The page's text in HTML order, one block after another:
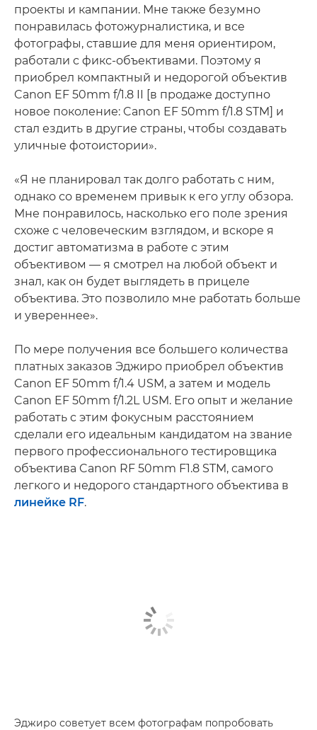
проекты и кампании. Мне также безумно
понравилась фотожурналистика, и все
фотографы, ставшие для меня ориентиром,
работали с фикс-объективами. Поэтому я
приобрел компактный и недорогой объектив
Canon EF 50mm f/1.8 II [в продаже доступно
новое поколение: Canon EF 50mm f/1.8 STM] и
стал ездить в другие страны, чтобы создавать
уличные фотоистории».
«Я не планировал так долго работать с ним,
однако со временем привык к его углу обзора.
Мне понравилось, насколько его поле зрения
схоже с человеческим взглядом, и вскоре я
достиг автоматизма в работе с этим
объективом — я смотрел на любой объект и
знал, как он будет выглядеть в прицеле
объектива. Это позволило мне работать больше
и увереннее».
По мере получения все большего количества
платных заказов Эджиро приобрел объектив
Canon EF 50mm f/1.4 USM, а затем и модель
Canon EF 50mm f/1.2L USM. Его опыт и желание
работать с этим фокусным расстоянием
сделали его идеальным кандидатом на звание
первого профессионального тестировщика
объектива Canon RF 50mm F1.8 STM, самого
легкого и недорого стандартного объектива в
линейке RF.
Эджиро советует всем фотографам попробовать